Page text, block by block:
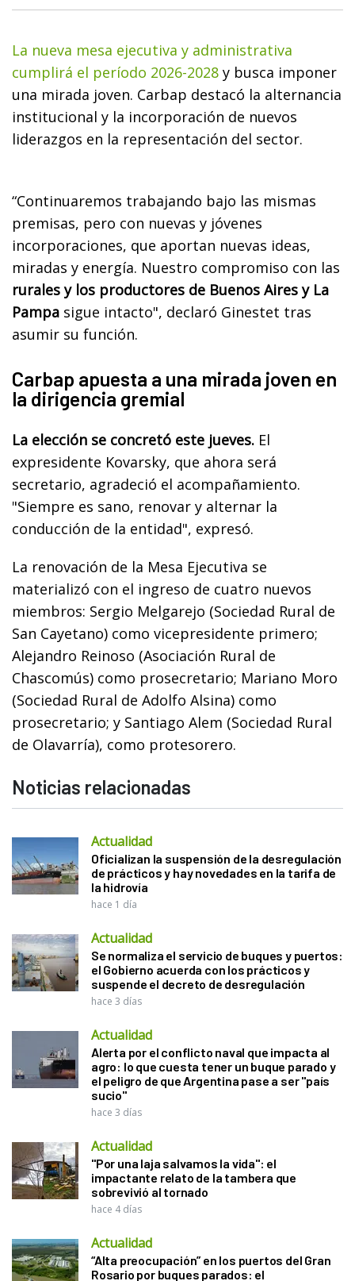
La nueva mesa ejecutiva y administrativa
cumplirá el período 2026-2028 y busca imponer
una mirada joven. Carbap destacó la alternancia
institucional y la incorporación de nuevos
liderazgos en la representación del sector.
“Continuaremos trabajando bajo las mismas
premisas, pero con nuevas y jóvenes
incorporaciones, que aportan nuevas ideas,
miradas y energía. Nuestro compromiso con las
rurales y los productores de Buenos Aires y La
Pampa sigue intacto", declaró Ginestet tras
asumir su función.
Carbap apuesta a una mirada joven en
la dirigencia gremial
La elección se concretó este jueves. El
expresidente Kovarsky, que ahora será
secretario, agradeció el acompañamiento.
"Siempre es sano, renovar y alternar la
conducción de la entidad", expresó.
La renovación de la Mesa Ejecutiva se
materializó con el ingreso de cuatro nuevos
miembros: Sergio Melgarejo (Sociedad Rural de
San Cayetano) como vicepresidente primero;
Alejandro Reinoso (Asociación Rural de
Chascomús) como prosecretario; Mariano Moro
(Sociedad Rural de Adolfo Alsina) como
prosecretario; y Santiago Alem (Sociedad Rural
de Olavarría), como protesorero.
Noticias relacionadas
Actualidad
Oficializan la suspensión de la desregulación
de prácticos y hay novedades en la tarifa de
la hidrovía
hace 1 día
Actualidad
Se normaliza el servicio de buques y puertos:
el Gobierno acuerda con los prácticos y
suspende el decreto de desregulación
hace 3 días
Actualidad
Alerta por el conflicto naval que impacta al
agro: lo que cuesta tener un buque parado y
el peligro de que Argentina pase a ser "país
sucio"
hace 3 días
Actualidad
"Por una laja salvamos la vida": el
impactante relato de la tambera que
sobrevivió al tornado
hace 4 días
Actualidad
“Alta preocupación” en los puertos del Gran
Rosario por buques parados: el